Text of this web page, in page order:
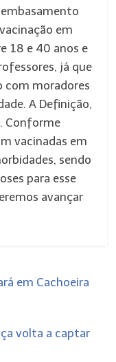
em
18 e 40 anos e
já que
com moradores
A Definição,
Conforme
vacinadas em
sendo
para esse
avançar
em Cachoeira
volta a captar